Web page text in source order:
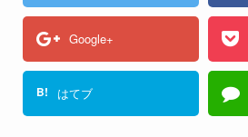
Google+
B! はてブ